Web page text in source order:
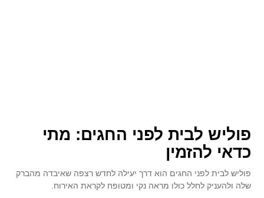
פוליש לבית לפני החגים: מתי
כדאי להזמין
פוליש לבית לפני החגים הוא דרך יעילה לחדש רצפה שאיבדה מהברק
שלה ולהעניק לחלל כולו מראה נקי ומטופח לקראת האירוח.